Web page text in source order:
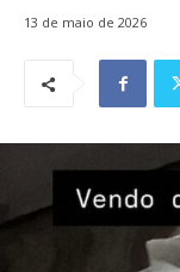
13 de maio de 2026